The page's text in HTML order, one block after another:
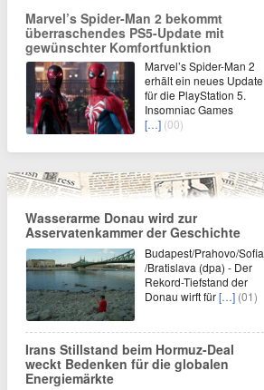
Marvel’s Spider-Man 2 bekommt
überraschendes PS5-Update mit
gewünschter Komfortfunktion
Marvel’s Spider-Man 2
erhält ein neues Update
für die PlayStation 5.
Insomniac Games
[…] (00)
Wasserarme Donau wird zur
Asservatenkammer der Geschichte
Budapest/Prahovo/Sofia
/Bratislava (dpa) - Der
Rekord-Tiefstand der
Donau wirft für[…] (01)
Irans Stillstand beim Hormuz-Deal
weckt Bedenken für die globalen
Energiemärkte